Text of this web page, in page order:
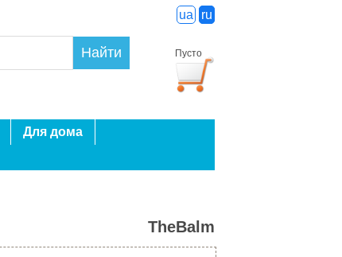
ua ru
Пусто
Найти
Для дома
TheBalm